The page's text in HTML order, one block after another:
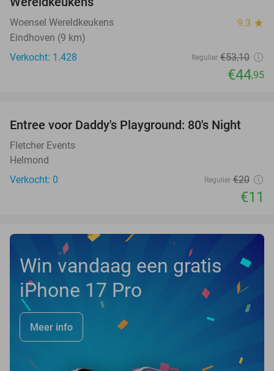
Woensel Wereldkeukens 9.3 star
Eindhoven (9 km)
Verkocht: 1.428
Regulier €53,10
€44,95
45%
TODAY
Entree voor Daddy's Playground: 80's Night
Fletcher Events
Helmond
Verkocht: 0
Regulier €20
€11
Win vandaag een gratis
iPhone 17 Pro
Meer info